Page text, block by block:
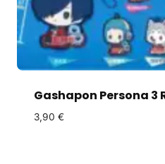
Gashapon Persona 3
3,90 €